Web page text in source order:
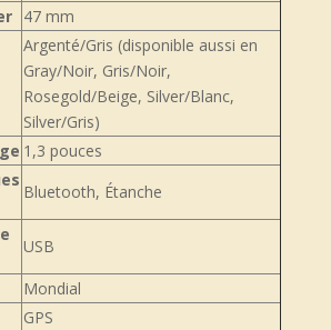
47 mm
Argenté/Gris (disponible aussi en
Gray/Noir, Gris/Noir,
Rosegold/Beige, Silver/Blanc,
Silver/Gris)
1,3 pouces
Bluetooth, Étanche
USB
Mondial
GPS